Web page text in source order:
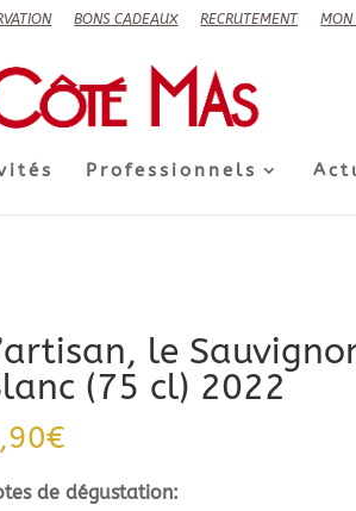
BONS CADEAUX RECRUTEMENT MON
Professionnels
le
(75 cl) 2022
€
de dégustation: